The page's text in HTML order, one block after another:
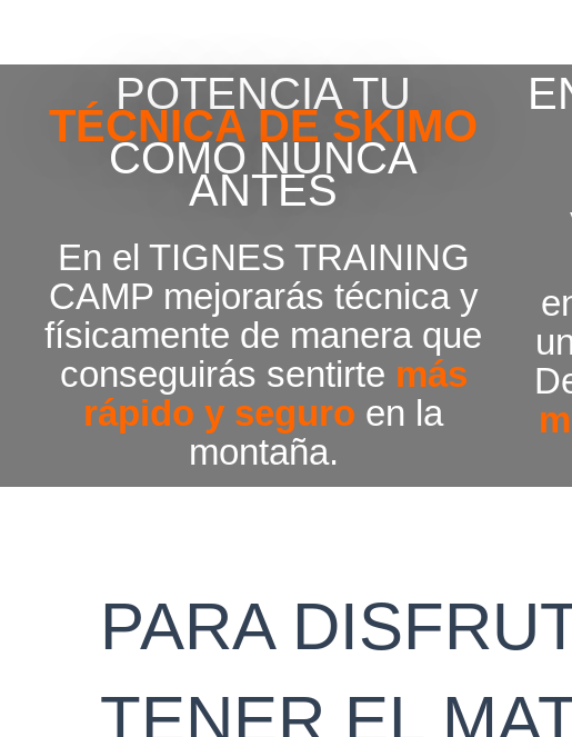
POTENCIA TU
TÉCNICA DE SKIMO
COMO NUNCA
ANTES
En el TIGNES TRAINING
CAMP mejorarás técnica y
físicamente de manera que
conseguirás sentirte más
rápido y seguro en la
montaña.
PARA
TENER EL